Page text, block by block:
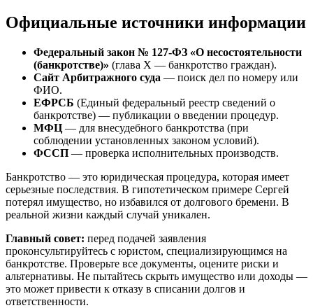
Официальные источники информации
Федеральный закон № 127-ФЗ «О несостоятельности
(банкротстве)» (глава X — банкротство граждан).
Сайт Арбитражного суда — поиск дел по номеру или
ФИО.
ЕФРСБ (Единый федеральный реестр сведений о
банкротстве) — публикации о введении процедур.
МФЦ — для внесудебного банкротства (при
соблюдении установленных законом условий).
ФССП — проверка исполнительных производств.
Банкротство — это юридическая процедура, которая имеет
серьезные последствия. В гипотетическом примере Сергей
потерял имущество, но избавился от долгового бремени. В
реальной жизни каждый случай уникален.
Главный совет: перед подачей заявления
проконсультируйтесь с юристом, специализирующимся на
банкротстве. Проверьте все документы, оцените риски и
альтернативы. Не пытайтесь скрыть имущество или доходы —
это может привести к отказу в списании долгов и
ответственности.